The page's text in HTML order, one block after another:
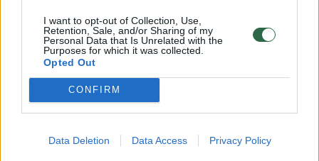
I want to opt-out of Collection, Use,
Retention, Sale, and/or Sharing of my
Personal Data that Is Unrelated with the
Purposes for which it was collected.
Opted Out
CONFIRM
Data Deletion Data Access Privacy Policy